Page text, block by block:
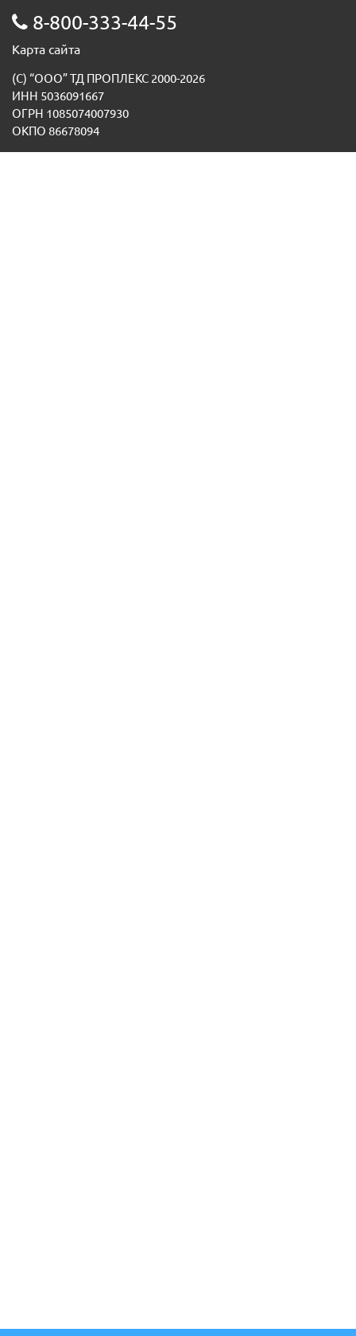
8-800-333-44-55
Карта сайта
(С) “ООО” ТД ПРОПЛЕКС 2000-2026
ИНН 5036091667
ОГРН 1085074007930
ОКПО 86678094